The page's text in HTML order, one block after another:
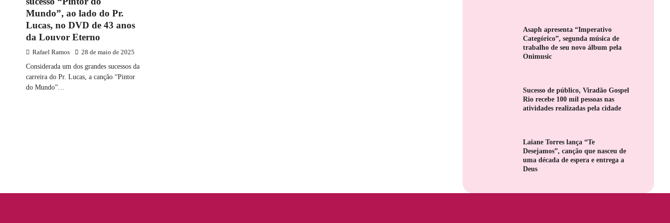
Mundo”, ao lado do Pr.
Lucas, no DVD de 43 anos
da Louvor Eterno
Rafael Ramos 28 de maio de 2025
Considerada um dos grandes sucessos da
carreira do Pr. Lucas, a canção “Pintor
do Mundo”…
Asaph apresenta “Imperativo
Categórico”, segunda música de
trabalho de seu novo álbum pela
Onimusic
Sucesso de público, Viradão Gospel
Rio recebe 100 mil pessoas nas
atividades realizadas pela cidade
Laiane Torres lança “Te
Desejamos”, canção que nasceu de
uma década de espera e entrega a
Deus